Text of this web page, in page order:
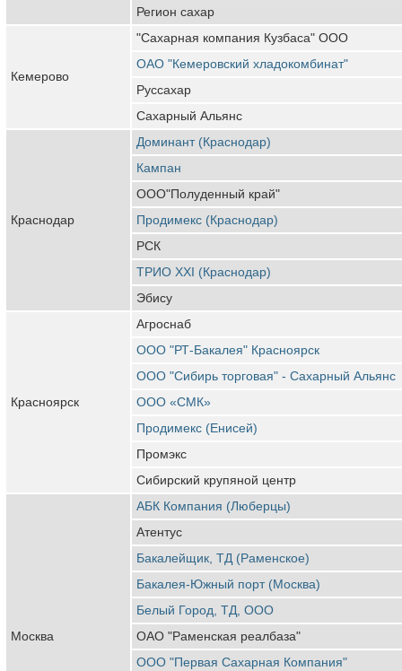
Регион сахар
Кемерово
"Сахарная компания Кузбаса" ООО
ОАО "Кемеровский хладокомбинат"
Руссахар
Сахарный Альянс
Краснодар
Доминант (Краснодар)
Кампан
ООО"Полуденный край"
Продимекс (Краснодар)
РСК
ТРИО XXI (Краснодар)
Эбису
Красноярск
Агроснаб
ООО "РТ-Бакалея" Красноярск
ООО "Сибирь торговая" - Сахарный Альянс
ООО «СМК»
Продимекс (Енисей)
Промэкс
Сибирский крупяной центр
Москва
АБК Компания (Люберцы)
Атентус
Бакалейщик, ТД (Раменское)
Бакалея-Южный порт (Москва)
Белый Город, ТД, ООО
ОАО "Раменская реалбаза"
ООО "Первая Сахарная Компания"